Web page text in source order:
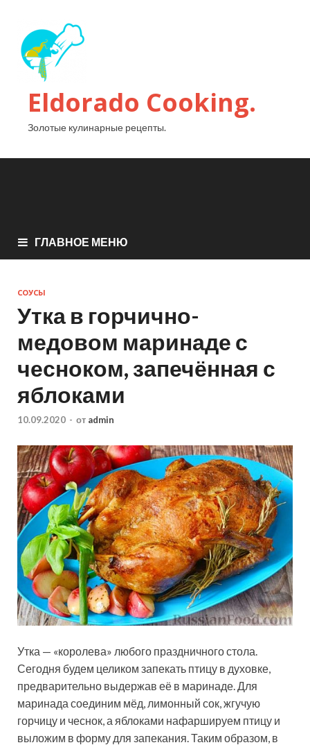
Eldorado Сooking.
Золотые кулинарные рецепты.
ГЛАВНОЕ МЕНЮ
СОУСЫ
Утка в горчично-
медовом маринаде с
чесноком, запечённая с
яблоками
10.09.2020 - от admin
Утка — «королева» любого праздничного стола.
Сегодня будем целиком запекать птицу в духовке,
предварительно выдержав её в маринаде. Для
маринада соединим мёд, лимонный сок, жгучую
горчицу и чеснок, а яблоками нафаршируем птицу и
выложим в форму для запекания. Таким образом, в